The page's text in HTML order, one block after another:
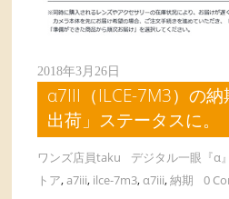
2018年3月26日
α7III（ILCE-7M3）の
出荷」ステータスに。
ワンズ店員taku デジタル一眼『α
トア,a7iii, ilce-7m3,α7iii,納期 0